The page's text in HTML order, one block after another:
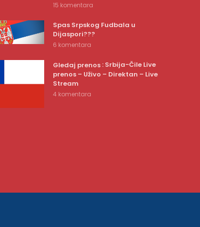
15 komentara
Spas Srpskog Fudbala u
Dijaspori???
6 komentara
Gledaj prenos: Srbija-Čile Live
prenos – Uživo – Direktan – Live
Stream
4 komentara